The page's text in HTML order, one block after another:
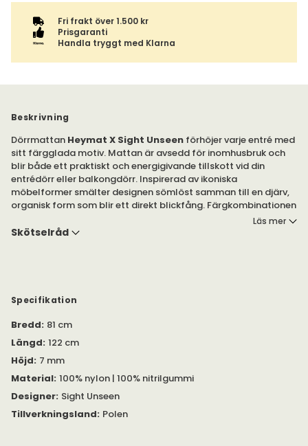
Fri frakt över 1.500 kr
Prisgaranti
Handla tryggt med Klarna
Beskrivning
Dörrmattan Heymat X Sight Unseen förhöjer varje entré med
sitt färgglada motiv. Mattan är avsedd för inomhusbruk och
blir både ett praktiskt och energigivande tillskott vid din
entrédörr eller balkongdörr. Inspirerad av ikoniska
möbelformer smälter designen sömlöst samman till en djärv,
organisk form som blir ett direkt blickfång. Färgkombinationen
skapar ett energiskt uttryck som bidrar till en dynamiskt
interiör.
smuts och väta att nå golvet.
Tillverkningen av Heymats dörrmattor involverar flera
manuella processer vilket innebär att variation i storlek, färg
och utseende kan förekomma.
Läs mer
Skötselråd
Specifikation
Bredd: 81 cm
Längd: 122 cm
Höjd: 7 mm
Material: 100% nylon | 100% nitrilgummi
Designer: Sight Unseen
Tillverkningsland: Polen